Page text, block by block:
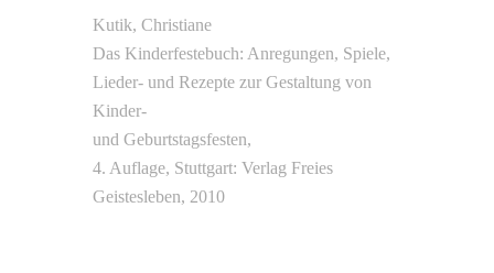
Kutik, Christiane
Das Kinderfestebuch: Anregungen, Spiele,
Lieder- und Rezepte zur Gestaltung von
Kinder-
und Geburtstagsfesten,
4. Auflage, Stuttgart: Verlag Freies
Geistesleben, 2010